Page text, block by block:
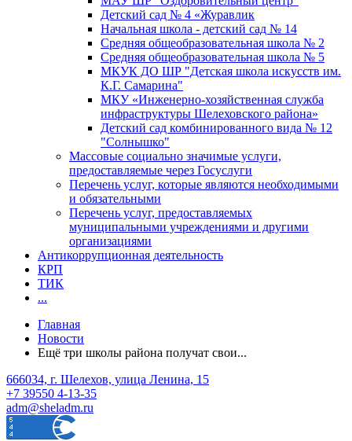
Детский сад № 4 «Журавлик
Начальная школа - детский сад № 14
Средняя общеобразовательная школа № 2
Средняя общеобразовательная школа № 5
МКУК ДО ШР "Детская школа искусств им.
К.Г. Самарина"
МКУ «Инженерно-хозяйственная служба
инфраструктуры Шелеховского района»
Детский сад комбинированного вида № 12
"Солнышко"
Массовые социально значимые услуги,
предоставляемые через Госуслуги
Перечень услуг, которые являются необходимыми
и обязательными
Перечень услуг, предоставляемых
муниципальными учреждениями и другими
организациями
Антикоррупционная деятельность
КРП
ТИК
...
Главная
Новости
Ещё три школы района получат свои...
666034, г. Шелехов, улица Ленина, 15
+7 39550 4-13-35
adm@sheladm.ru